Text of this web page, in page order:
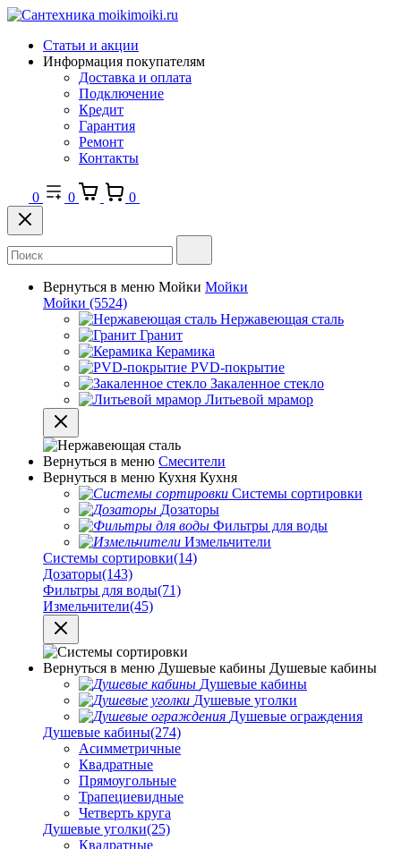
Статьи и акции
Информация покупателям
Доставка и оплата
Подключение
Кредит
Гарантия
Ремонт
Контакты
0 0 0
Вернуться в меню Мойки Мойки
Мойки (5524)
Нержавеющая сталь
Гранит
Керамика
PVD-покрытие
Закаленное стекло
Литьевой мрамор
Вернуться в меню Смесители
Вернуться в меню Кухня Кухня
Системы сортировки
Дозаторы
Фильтры для воды
Измельчители
Системы сортировки(14)
Дозаторы(143)
Фильтры для воды(71)
Измельчители(45)
Вернуться в меню Душевые кабины Душевые кабины
Душевые кабины
Душевые уголки
Душевые ограждения
Душевые кабины(274)
Асимметричные
Квадратные
Прямоугольные
Трапециевидные
Четверть круга
Душевые уголки(25)
Квадратные